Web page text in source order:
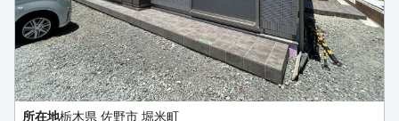
所在地栃木県 佐野市 堀米町